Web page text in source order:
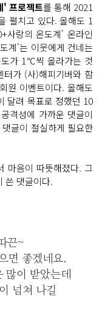
' 프로젝트를 통해 2021
펼치고 있다. 올해도 1
사랑의 온도계' 온라인
계'는 이웃에게 건네는
도가 1℃씩 올라가는 것
가 (사)해피기버와 함
원 이벤트이다. 올해도
달려 목표로 정했던 10
격성에 가까운 댓글이
글이 절실하게 필요한
마음이 따뜻해졌다. 그
쓴 댓글이다.
끈~
면 좋겠네요.
이 받았는데
넘쳐 나길